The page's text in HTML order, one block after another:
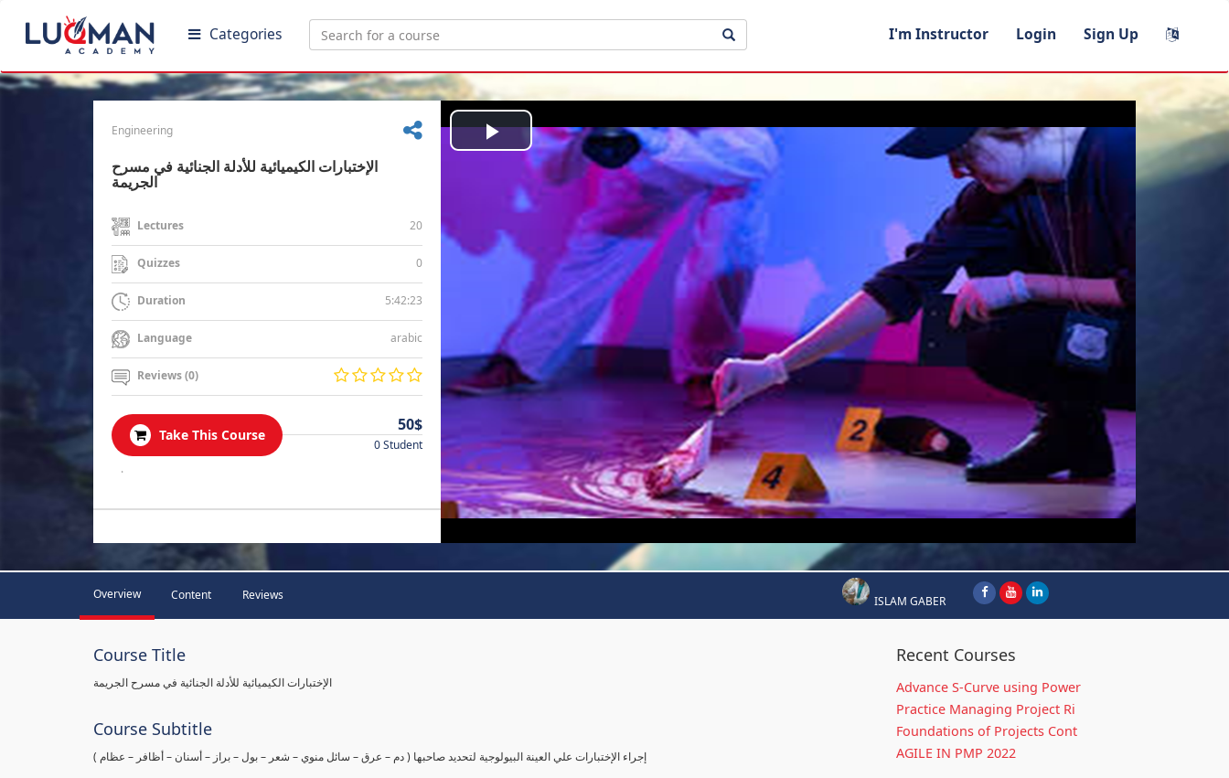
Categories I'm Instructor Login Sign Up
Engineering
الإختبارات الكيميائية للأدلة الجنائية في مسرح
الجريمة
Lectures 20
Quizzes 0
Duration 5:42:23
Language arabic
Reviews (0)
Take This Course
50$
0 Student
.
Play
Video
Overview Content Reviews ISLAM GABER
Course Title
الإختبارات الكيميائية للأدلة الجنائية في مسرح الجريمة
Course Subtitle
( إجراء الإختبارات علي العينة البيولوجية لتحديد صاحبها ( دم – عرق – سائل منوي – شعر – بول – براز – أسنان – أظافر – عظام
Recent Courses
Advance S-Curve using Power
Practice Managing Project Ri
Foundations of Projects Cont
AGILE IN PMP 2022